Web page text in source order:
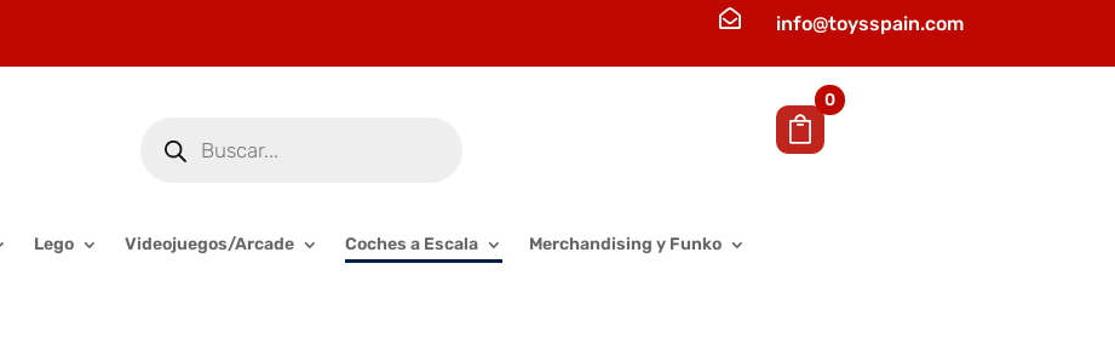
 info@toysspain.com
productos
0
Lego Videojuegos/Arcade Coches a Escala Merchandising y Funko